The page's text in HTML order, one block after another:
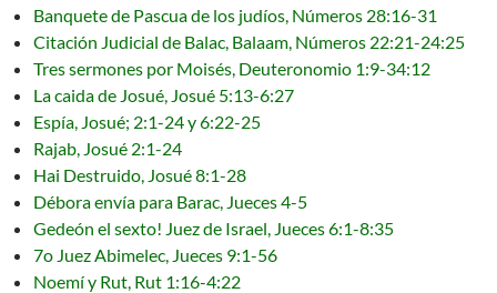
Banquete de Pascua de los judíos, Números 28:16-31
Citación Judicial de Balac, Balaam, Números 22:21-24:25
Tres sermones por Moisés, Deuteronomio 1:9-34:12
La caida de Josué, Josué 5:13-6:27
Espía, Josué; 2:1-24 y 6:22-25
Rajab, Josué 2:1-24
Hai Destruido, Josué 8:1-28
Débora envía para Barac, Jueces 4-5
Gedeón el sexto! Juez de Israel, Jueces 6:1-8:35
7o Juez Abimelec, Jueces 9:1-56
Noemí y Rut, Rut 1:16-4:22